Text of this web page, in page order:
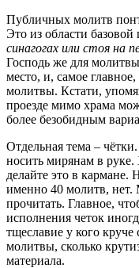
Публичных молитв
Это из области базовой
синагогах или стоя на
Господь же для
место, и, самое
молитвы. Кстати,
проезде мимо храма
более безобидным
Отдельная тема –
носить мирянам в руке.
делайте это в кармане.
именно 40 молитв,
прочитать. Главное,
исполнения четок
тщеславие у кого
молитвы, сколько
материала.